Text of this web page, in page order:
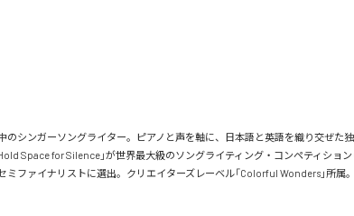
のシンガーソングライター。ピアノと声を軸に、日本語と英語を織り交ぜた
Space for Silence」が世界最大級のソングライティング・コンペティション
ミファイナリストに選出。クリエイターズレーベル「Colorful Wonders」所属。